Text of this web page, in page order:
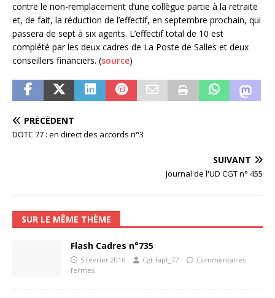
contre le non-remplacement d’une collègue partie à la retraite
et, de fait, la réduction de l’effectif, en septembre prochain, qui
passera de sept à six agents. L’effectif total de 10 est
complété par les deux cadres de La Poste de Salles et deux
conseillers financiers. (source)
PRÉCÉDENT
DOTC 77 : en direct des accords n°3
SUIVANT
Journal de l'UD CGT n° 455
SUR LE MÊME THÈME
Flash Cadres n°735
5 février 2016 Cgt-fapt_77
Commentaires
fermés